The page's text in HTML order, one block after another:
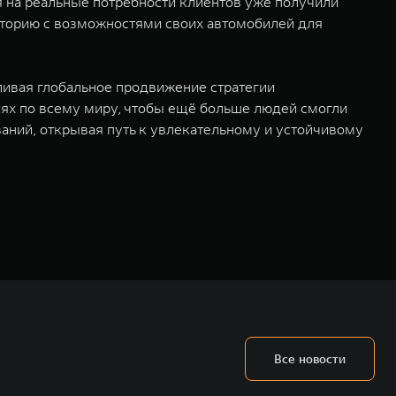
с возможностями своих автомобилей для
глобальное продвижение стратегии
по всему миру, чтобы ещё больше людей смогли
открывая путь к увлекательному и устойчивому
бренд SALOON – в совокупности образуют сегмент прогрессивных
В течение шести лет подряд продажи GWM превышают отметку в 1
года Great Wall Motor занимает первое место по объёмам продаж
Все новости